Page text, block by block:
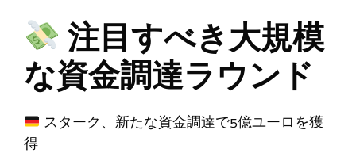
注目すべき大規模
な資金調達ラウンド
スターク、新たな資金調達で5億ユーロを獲
得